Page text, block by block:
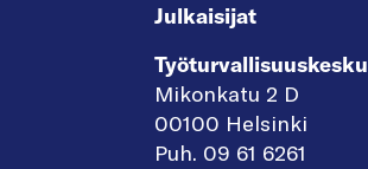
Julkaisijat
Mikonkatu 2 D
00100 Helsinki
Puh. 09 61 6261